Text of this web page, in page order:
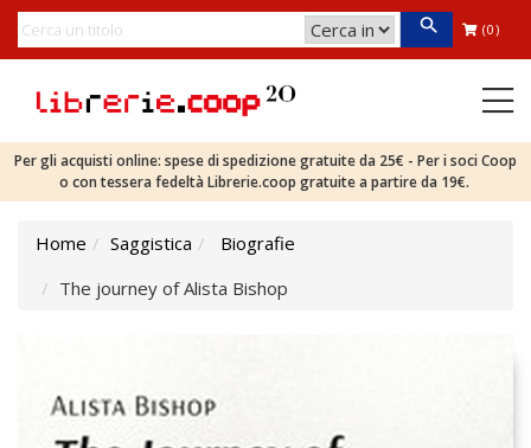
(0)
Per gli acquisti online: spese di spedizione gratuite da 25€ - Per i soci Coop
o con tessera fedeltà Librerie.coop gratuite a partire da 19€.
Home Saggistica
Biografie
The journey of Alista Bishop